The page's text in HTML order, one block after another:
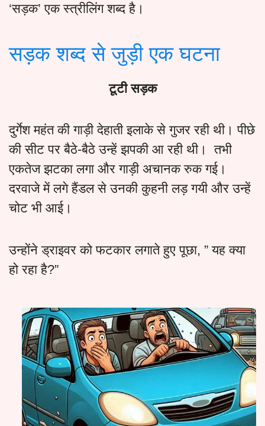
‘सड़क’ एक स्त्रीलिंग शब्द है।
सड़क शब्द से जुड़ी एक घटना
टूटी सड़क
दुर्गेश महंत की गाड़ी देहाती इलाके से गुजर रही थी। पीछे
की सीट पर बैठे-बैठे उन्हें झपकी आ रही थी। तभी
एकतेज झटका लगा और गाड़ी अचानक रुक गई।
दरवाजे में लगे हैंडल से उनकी कुहनी लड़ गयी और उन्हें
चोट भी आई।
उन्होंने ड्राइवर को फटकार लगाते हुए पूछा, ” यह क्या
हो रहा है?”